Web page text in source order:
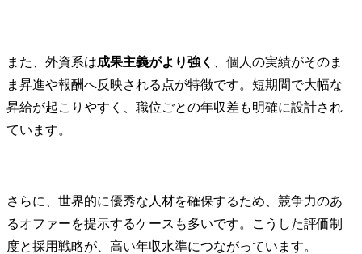
また、外資系は成果主義がより強く
、個人の実績がそのま
ま昇進や報酬へ反映される点が特徴です。短期間で大幅な
昇給が起こりやすく、職位ごとの年収差も明確に設計され
ています。
さらに、世界的に優秀な人材を確保するため、競争力のあ
るオファーを提示するケースも多いです。こうした評価制
度と採用戦略が、高い年収水準につながっています。